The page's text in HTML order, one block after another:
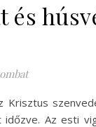
és
Krisztus
Az esti